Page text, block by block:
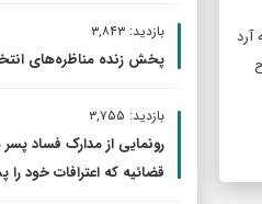
آرد
بازدید: ۳,۸۴۳
پخش زنده مناظره‌های
بازدید: ۳,۷۵۵
رونمایی از مدارک فساد
قضائیه که اعترافات خود